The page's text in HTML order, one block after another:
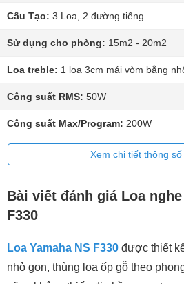
Cấu Tạo: 3 Loa, 2 đường tiếng
Sử dụng cho phòng: 15m2 - 20m2
Loa treble: 1 loa 3cm mái vòm bằng
Công suất RMS: 50W
Công suất Max/Program: 200W
Xem chi tiết thông
Bài viết đánh giá Loa nghe
F330
Loa Yamaha NS F330 được thiết
nhỏ gọn, thùng loa ốp gỗ theo